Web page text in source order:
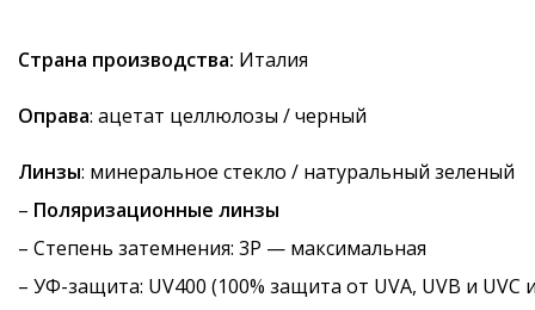
Страна производства: Италия
Оправа: ацетат целлюлозы / черный
Линзы: минеральное стекло / натуральный зеленый
– Поляризационные линзы
– Степень затемнения: 3P — максимальная
– УФ-защита: UV400 (100% защита от UVA, UVB и UVC